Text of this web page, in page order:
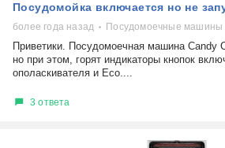
Посудомойка включается но не
более года назад Посудомоечные машины
Приветики. Посудомоечная машина Candy
но при этом, горят индикаторы кнопок
ополаскивателя и Есо....
3 ответа